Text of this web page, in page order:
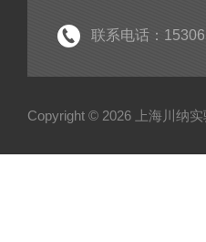
联系电话：
Copyright © 2026 上海川纳